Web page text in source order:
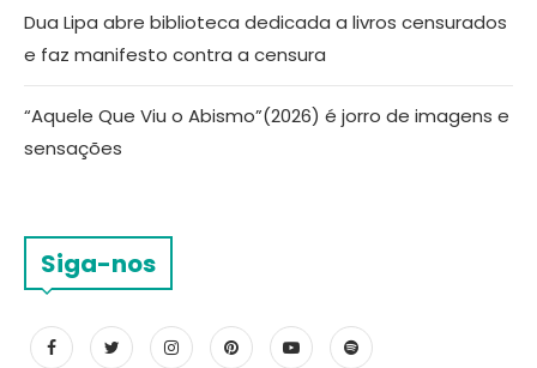
Dua Lipa abre biblioteca dedicada a livros censurados
e faz manifesto contra a censura
“Aquele Que Viu o Abismo”(2026) é jorro de imagens e
sensações
Siga-nos